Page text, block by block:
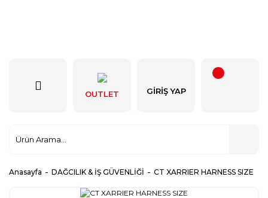
OUTLET GIRIŞ YAP
Anasayfa DAĞCILIK & İŞ GÜVENLİĞİ CT XARRIER HARNESS SIZE